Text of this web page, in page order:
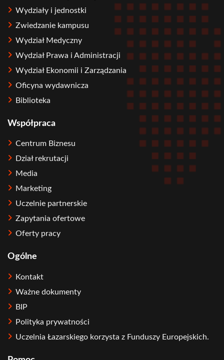
Wydziały i jednostki
Zwiedzanie kampusu
Wydział Medyczny
Wydział Prawa i Administracji
Wydział Ekonomii i Zarządzania
Oficyna wydawnicza
Biblioteka
Współpraca
Centrum Biznesu
Dział rekrutacji
Media
Marketing
Uczelnie partnerskie
Zapytania ofertowe
Oferty pracy
Ogólne
Kontakt
Ważne dokumenty
BIP
Polityka prywatności
Uczelnia Łazarskiego korzysta z Funduszy Europejskich.